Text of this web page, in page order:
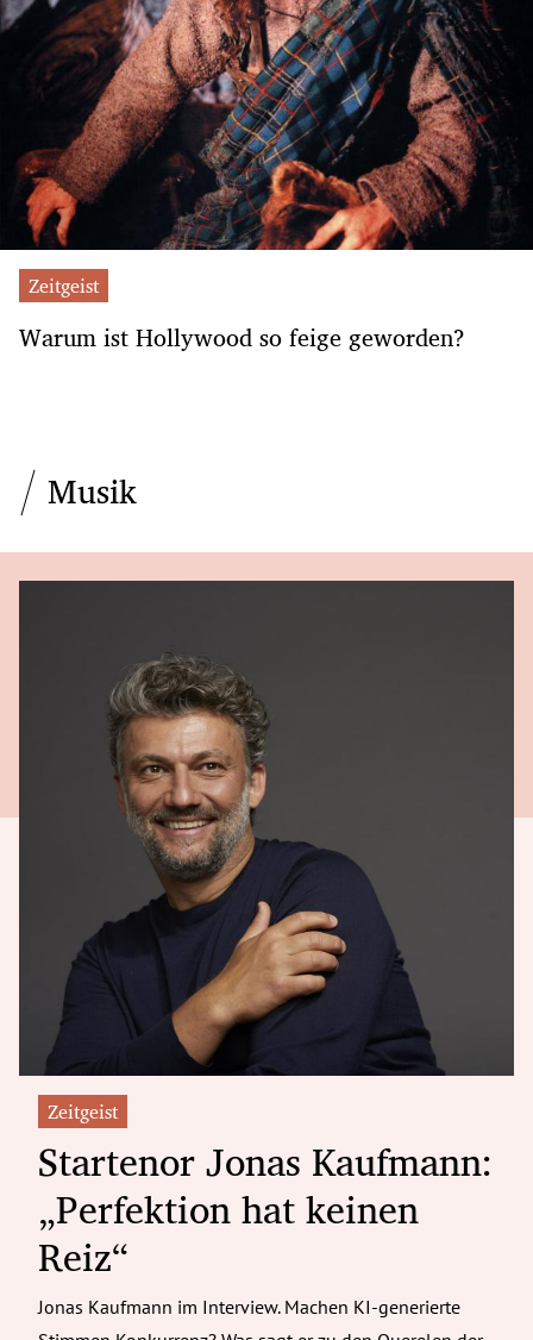
Zeitgeist
Warum ist Hollywood so feige geworden?
Musik
Zeitgeist
Startenor Jonas Kaufmann:
„Perfektion hat keinen
Reiz“
Jonas Kaufmann im Interview. Machen KI-generierte